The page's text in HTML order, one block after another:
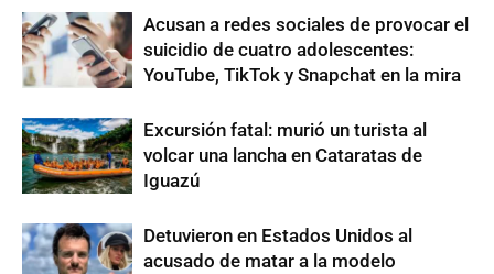
Acusan a redes sociales de provocar el
suicidio de cuatro adolescentes:
YouTube, TikTok y Snapchat en la mira
Excursión fatal: murió un turista al
volcar una lancha en Cataratas de
Iguazú
Detuvieron en Estados Unidos al
acusado de matar a la modelo